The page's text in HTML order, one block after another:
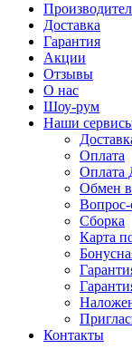
Доставка
Гарантия
Акции
Отзывы
О нас
Шоу-рум
Наши
Оплата
Оплата
Обмен
Вопрос-
Сборка
Карта
Контакты